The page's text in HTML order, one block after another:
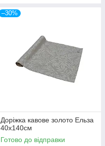
–30%
Дорiжка кавове золото Ельза
40х140см
Готово до відправки